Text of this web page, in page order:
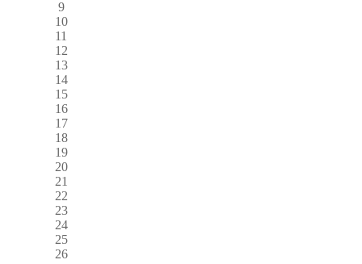
9
10
11
12
13
14
15
16
17
18
19
20
21
22
23
24
25
26